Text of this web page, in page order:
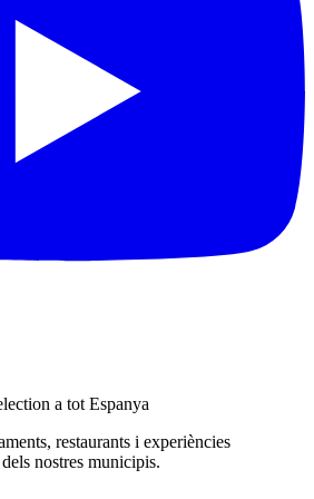
a tot Espanya
restaurants i experiències
nostres municipis.